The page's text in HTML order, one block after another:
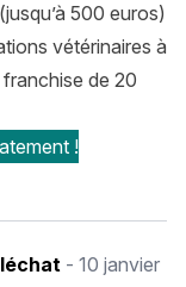
500 euros)
vétérinaires à
franchise de 20
!
-10 janvier